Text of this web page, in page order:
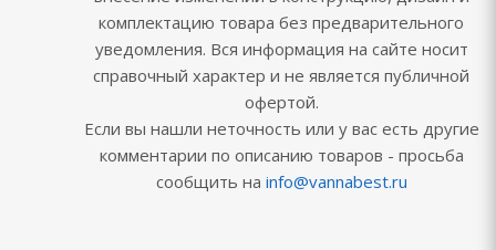
комплектацию товара без предварительного
уведомления. Вся информация на сайте носит
справочный характер и не является публичной
офертой.
Если вы нашли неточность или у вас есть другие
комментарии по описанию товаров - просьба
сообщить на info@vannabest.ru